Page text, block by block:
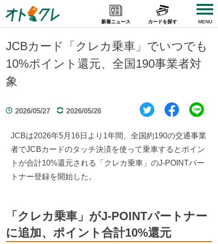
to
content
新着ニュース カードを探す MENU
JCBカード「クレカ乗車」でいつでも
10%ポイント還元、全国190事業者対
象
2026/05/27 2026/05/26
JCBは2026年5月16日より1年間、全国約190の交通事業
者でJCBカードのタッチ決済を使って乗車するとポイン
トが合計10%還元される「クレカ乗車」のJ-POINTパー
トナー登録を開始した。
「クレカ乗車」がJ-POINTパートナー
に追加、ポイント合計10%還元